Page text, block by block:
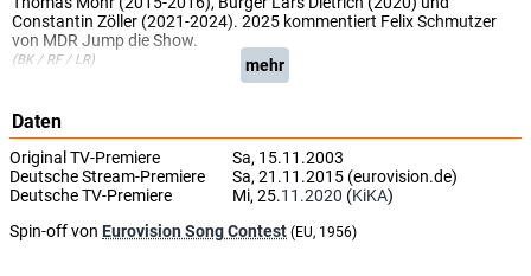
Constantin Zöller (2021-2024). 2025 kommentiert Felix Schmutzer
von MDR Jump die Show.
(BK / RF / LR) mehr
Daten
Original TV-Premiere
Sa, 15.11.2003
Deutsche Stream-Premiere
Sa, 21.11.2015 (eurovision.de)
Deutsche TV-Premiere
Mi, 25.11.2020 (KiKA)
Spin-off von Eurovision Song Contest (EU, 1956)